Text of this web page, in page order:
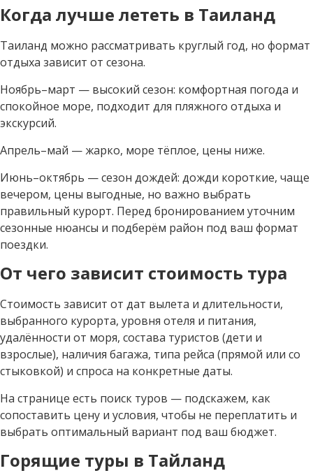
Когда лучше лететь в Таиланд
Таиланд можно рассматривать круглый год, но формат
отдыха зависит от сезона.
Ноябрь–март — высокий сезон: комфортная погода и
спокойное море, подходит для пляжного отдыха и
экскурсий.
Апрель–май — жарко, море тёплое, цены ниже.
Июнь–октябрь — сезон дождей: дожди короткие, чаще
вечером, цены выгодные, но важно выбрать
правильный курорт. Перед бронированием уточним
сезонные нюансы и подберём район под ваш формат
поездки.
От чего зависит стоимость тура
Стоимость зависит от дат вылета и длительности,
выбранного курорта, уровня отеля и питания,
удалённости от моря, состава туристов (дети и
взрослые), наличия багажа, типа рейса (прямой или со
стыковкой) и спроса на конкретные даты.
На странице есть поиск туров — подскажем, как
сопоставить цену и условия, чтобы не переплатить и
выбрать оптимальный вариант под ваш бюджет.
Горящие туры в Тайланд